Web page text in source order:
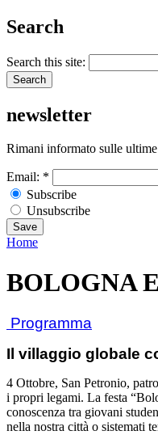
Search
Search this site:
newsletter
Rimani informato sulle
Email: *
Subscribe
Unsubscribe
Home
BOLOGNA
Programma
Il villaggio globale
4 Ottobre, San Petronio,
i propri legami. La festa
conoscenza tra giovani
nella nostra città o sistemati